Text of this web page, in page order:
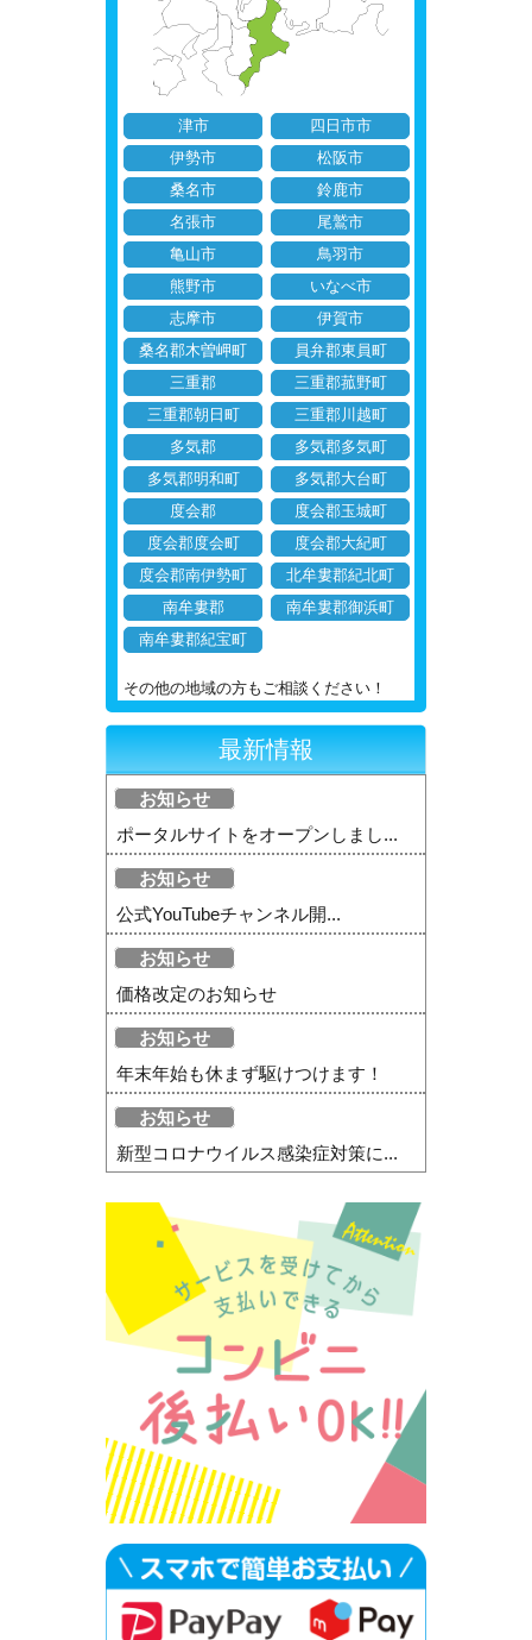
津市
四日市市
伊勢市
松阪市
桑名市
鈴鹿市
名張市
尾鷲市
亀山市
鳥羽市
熊野市
いなべ市
志摩市
伊賀市
桑名郡木曽岬町
員弁郡東員町
三重郡
三重郡菰野町
三重郡朝日町
三重郡川越町
多気郡
多気郡多気町
多気郡明和町
多気郡大台町
度会郡
度会郡玉城町
度会郡度会町
度会郡大紀町
度会郡南伊勢町
北牟婁郡紀北町
南牟婁郡
南牟婁郡御浜町
南牟婁郡紀宝町
その他の地域の方もご相談ください！
最新情報
お知らせ
ポータルサイトをオープンしまし...
お知らせ
公式YouTubeチャンネル開...
お知らせ
価格改定のお知らせ
お知らせ
年末年始も休まず駆けつけます！
お知らせ
新型コロナウイルス感染症対策に...